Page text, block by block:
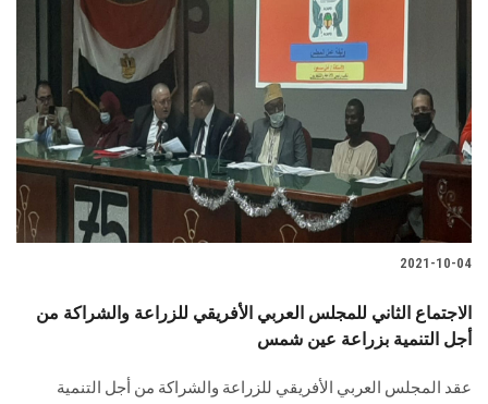
2021-10-04
الاجتماع الثاني للمجلس العربي الأفريقي للزراعة والشراكة من
أجل التنمية بزراعة عين شمس
عقد المجلس العربي الأفريقي للزراعة والشراكة من أجل التنمية